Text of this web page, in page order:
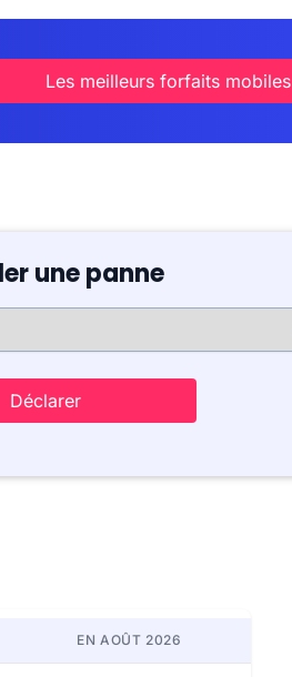
Les meilleurs forfaits mobiles
une panne
Déclarer
EN AOÛT 2026